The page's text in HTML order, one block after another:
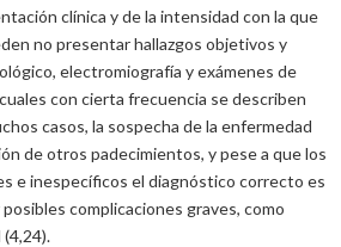
clínica y de la intensidad con la que
no presentar hallazgos objetivos y
electromiografía y exámenes de
con cierta frecuencia se describen
casos, la sospecha de la enfermedad
de otros padecimientos, y pese a que los
e inespecíficos el diagnóstico correcto es
complicaciones graves, como